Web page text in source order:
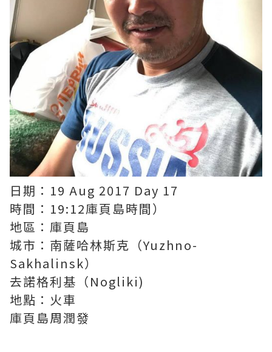
日期：19 Aug 2017 Day 17
時間：19:12庫頁島時間）
地區：庫頁島
城市：南薩哈林斯克（Yuzhno-
Sakhalinsk）
去諾格利基（Nogliki)
地點：火車
庫頁島周潤發